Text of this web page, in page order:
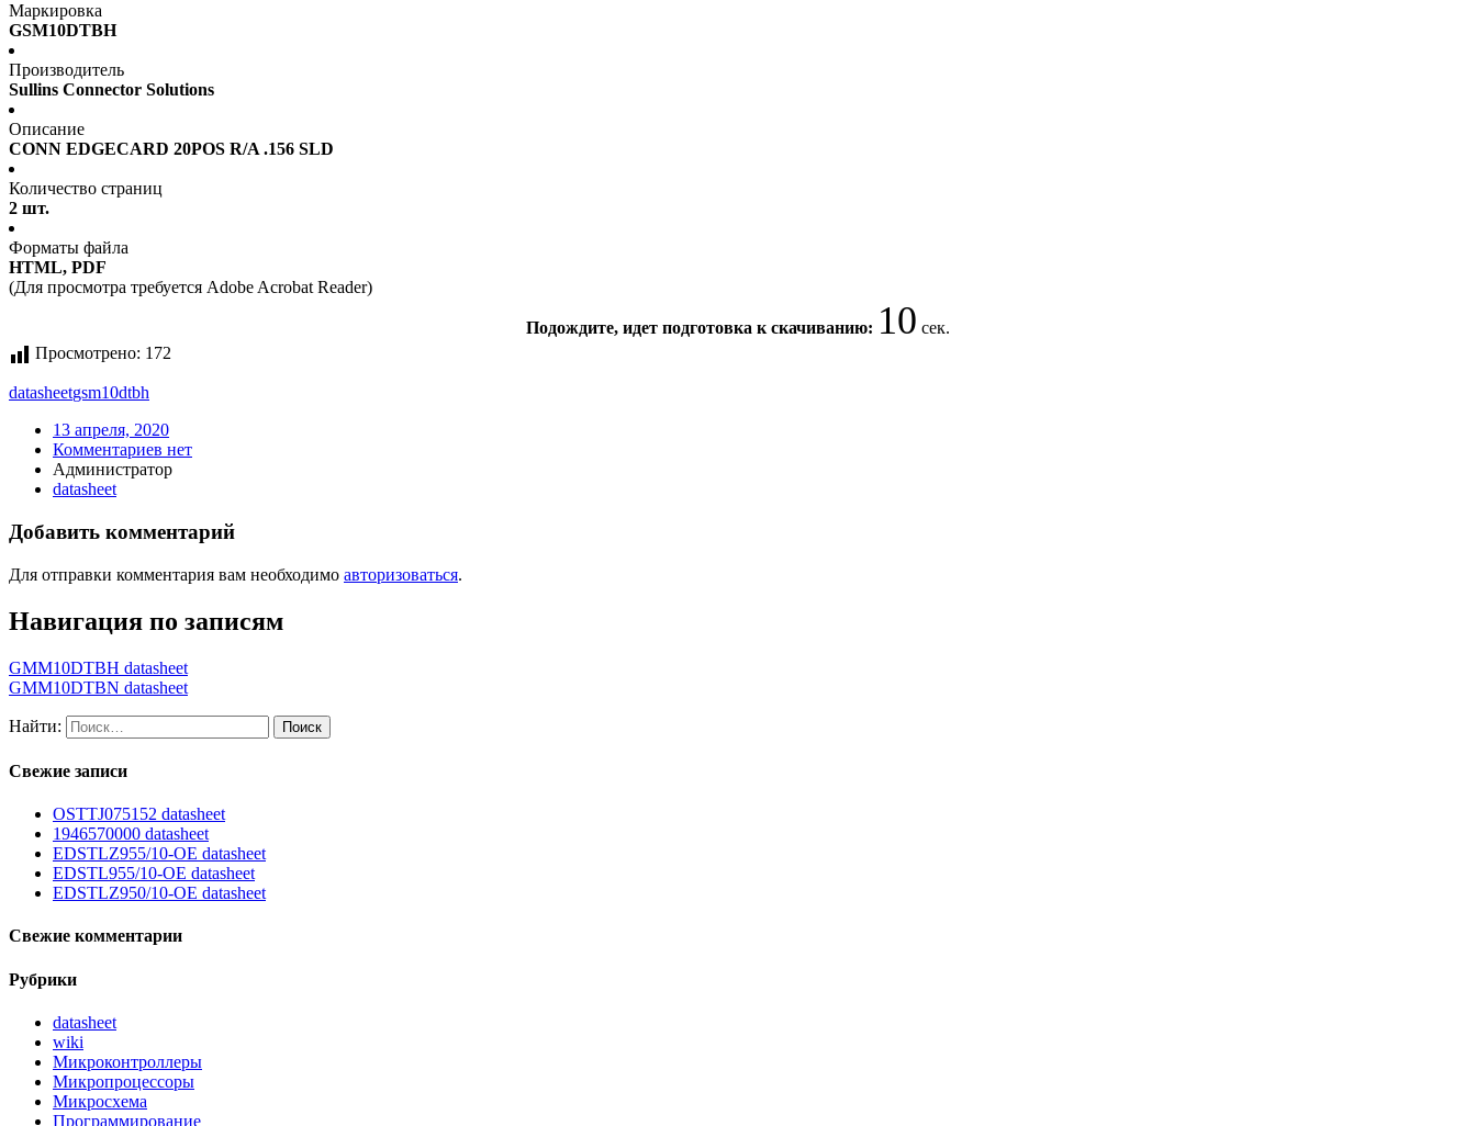
Маркировка
GSM10DTBH
Производитель
Sullins Connector Solutions
Описание
CONN EDGECARD 20POS R/A .156 SLD
Количество страниц
2 шт.
Форматы файла
HTML, PDF
(Для просмотра требуется Adobe Acrobat Reader)
Подождите, идет подготовка к скачиванию: 10 сек.
Просмотрено: 172
datasheetgsm10dtbh
13 апреля, 2020
Комментариев нет
Администратор
datasheet
Добавить комментарий
Для отправки комментария вам необходимо авторизоваться.
Навигация по записям
GMM10DTBH datasheet
GMM10DTBN datasheet
Найти:
Свежие записи
OSTTJ075152 datasheet
1946570000 datasheet
EDSTLZ955/10-OE datasheet
EDSTL955/10-OE datasheet
EDSTLZ950/10-OE datasheet
Свежие комментарии
Рубрики
datasheet
wiki
Микроконтроллеры
Микропроцессоры
Микросхема
Программирование